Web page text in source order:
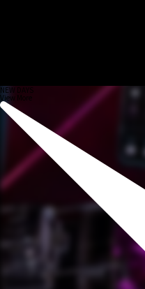
NEW DAYS
View More